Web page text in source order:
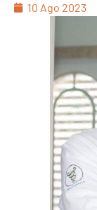
10 Ago 2023